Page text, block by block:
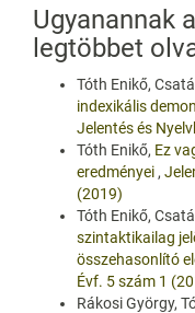
Ugyanannak
legtöbbet
Tóth Enikő,
indexikális
Jelentés és
Tóth Enikő, Ez
eredményei ,
(2019)
Tóth Enikő,
szintaktikailag
összehasonlító
Évf. 5 szám 1
Rákosi György,